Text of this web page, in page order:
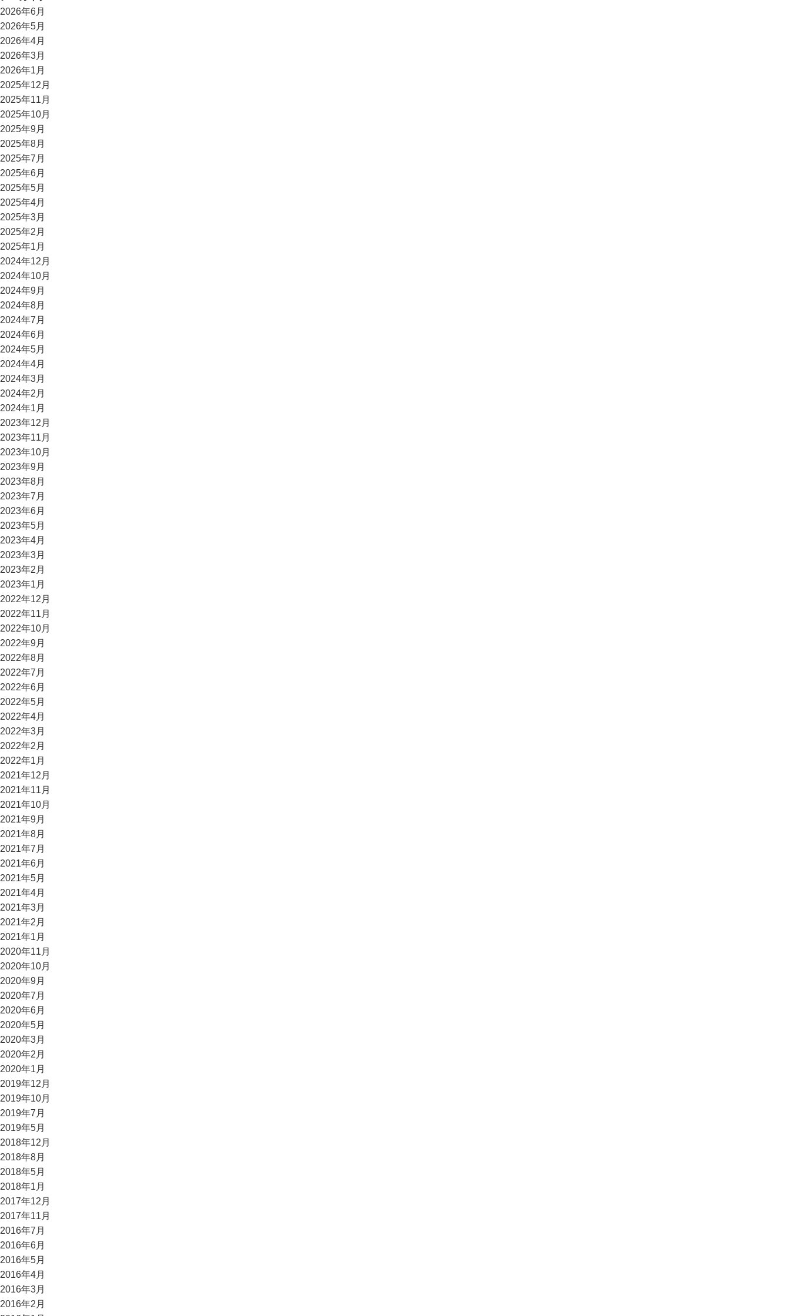
2026年6月
2026年5月
2026年4月
2026年3月
2026年1月
2025年12月
2025年11月
2025年10月
2025年9月
2025年8月
2025年7月
2025年6月
2025年5月
2025年4月
2025年3月
2025年2月
2025年1月
2024年12月
2024年10月
2024年9月
2024年8月
2024年7月
2024年6月
2024年5月
2024年4月
2024年3月
2024年2月
2024年1月
2023年12月
2023年11月
2023年10月
2023年9月
2023年8月
2023年7月
2023年6月
2023年5月
2023年4月
2023年3月
2023年2月
2023年1月
2022年12月
2022年11月
2022年10月
2022年9月
2022年8月
2022年7月
2022年6月
2022年5月
2022年4月
2022年3月
2022年2月
2022年1月
2021年12月
2021年11月
2021年10月
2021年9月
2021年8月
2021年7月
2021年6月
2021年5月
2021年4月
2021年3月
2021年2月
2021年1月
2020年11月
2020年10月
2020年9月
2020年7月
2020年6月
2020年5月
2020年3月
2020年2月
2020年1月
2019年12月
2019年10月
2019年7月
2019年5月
2018年12月
2018年8月
2018年5月
2018年1月
2017年12月
2017年11月
2016年7月
2016年6月
2016年5月
2016年4月
2016年3月
2016年2月